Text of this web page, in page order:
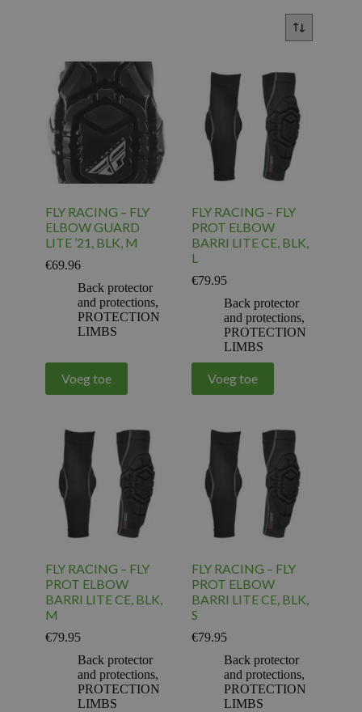
FLY RACING – FLY
ELBOW GUARD
LITE ’21, BLK, M
€69.96
Back protector
and protections,
PROTECTION
LIMBS
Voeg toe
FLY RACING – FLY
PROT ELBOW
BARRI LITE CE, BLK,
L
€79.95
Back protector
and protections,
PROTECTION
LIMBS
Voeg toe
FLY RACING – FLY
PROT ELBOW
BARRI LITE CE, BLK,
M
€79.95
Back protector
and protections,
PROTECTION
LIMBS
FLY RACING – FLY
PROT ELBOW
BARRI LITE CE, BLK,
S
€79.95
Back protector
and protections,
PROTECTION
LIMBS